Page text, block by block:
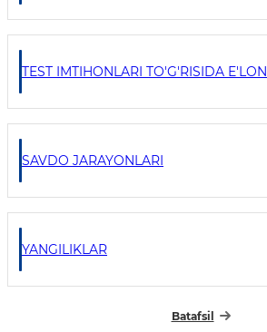
TEST IMTIHONLARI TO'G'RISIDA E'LON
SAVDO JARAYONLARI
YANGILIKLAR
Batafsil